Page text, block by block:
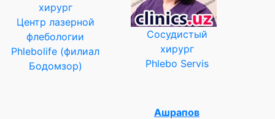
хирург
Центр лазерной
флебологии
Phlebolife (филиал
Бодомзор)
Сосудистый
хирург
Phlebo Servis
Ашрапов